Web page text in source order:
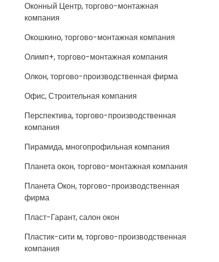
Оконный Центр, торгово-монтажная
компания
Окошкино, торгово-монтажная компания
Олимп+, торгово-монтажная компания
Олкон, торгово-производственная фирма
Офис, Строительная компания
Перспектива, торгово-производственная
компания
Пирамида, многопрофильная компания
Планета окон, торгово-монтажная компания
Планета Окон, торгово-производственная
фирма
Пласт-Гарант, салон окон
Пластик-сити м, торгово-производственная
компания